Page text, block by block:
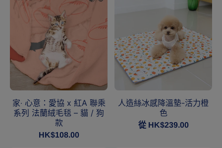
家‧ 心意：愛協 x 紅A 聯乘
系列 法蘭絨毛毯 – 貓 / 狗
款
HK$108.00
人造絲冰感降溫墊-活力橙
色
從 HK$239.00